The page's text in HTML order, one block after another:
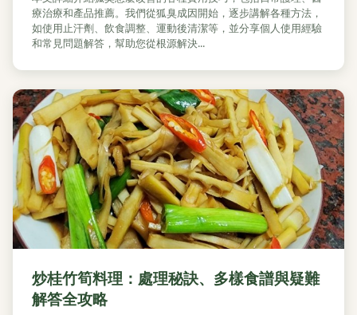
療治療和產品推薦。我們從狐臭成因開始，逐步講解各種方法，
如使用止汗劑、飲食調整、運動後清潔等，並分享個人使用經驗
和常見問題解答，幫助您從根源解決...
炒桂竹筍料理：處理秘訣、多樣食譜與疑難
解答全攻略